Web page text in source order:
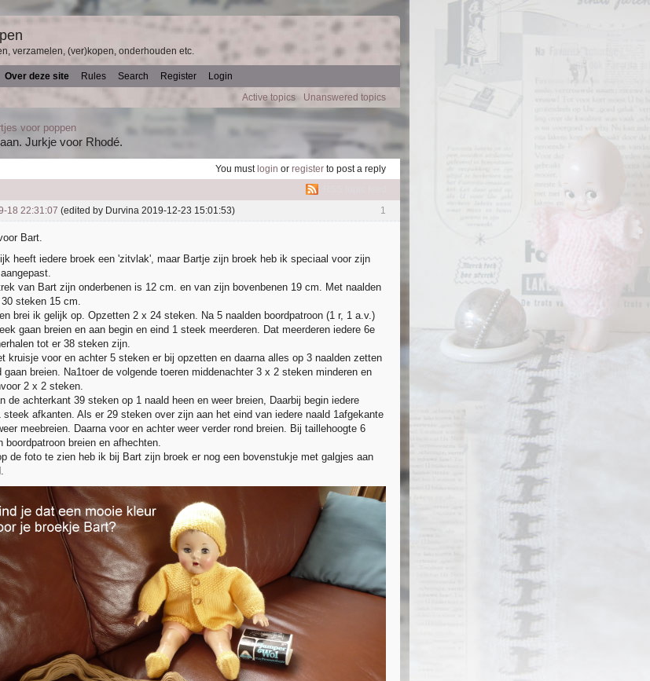
verzamelen, (ver)kopen, onderhouden etc.
Over deze site Rules Search Register
Login
Active topics Unanswered topics
voor poppen
Jurkje voor Rhodé.
You must login or register to post a reply
1
18 22:31:07 (edited by Durvina 2019-12-23 15:01:53)
Bart.
heeft iedere broek een 'zitvlak', maar Bartje zijn broek heb ik speciaal voor zijn
van Bart zijn onderbenen is 12 cm. en van zijn bovenbenen 19 cm. Met naalden
steken 15 cm.
brei ik gelijk op. Opzetten 2 x 24 steken. Na 5 naalden boordpatroon (1 r, 1 a.v.)
gaan breien en aan begin en eind 1 steek meerderen. Dat meerderen iedere 6e
tot er 38 steken zijn.
kruisje voor en achter 5 steken er bij opzetten en daarna alles op 3 naalden zetten
gaan breien. Na1toer de volgende toeren middenachter 3 x 2 steken minderen en
2 x 2 steken.
de achterkant 39 steken op 1 naald heen en weer breien, Daarbij begin iedere
steek afkanten. Als er 29 steken over zijn aan het eind van iedere naald 1afgekante
meebreien. Daarna voor en achter weer verder rond breien. Bij taillehoogte 6
boordpatroon breien en afhechten.
de foto te zien heb ik bij Bart zijn broek er nog een bovenstukje met galgjes aan